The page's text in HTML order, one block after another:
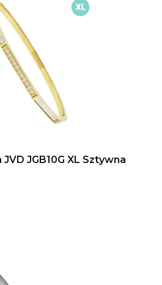
JGB10G XL Sztywna